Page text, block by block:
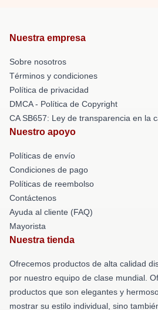
Nuestra empresa
Sobre nosotros
Términos y condiciones
Política de privacidad
DMCA - Política de Copyright
CA SB657: Ley de transparencia en la
Nuestro apoyo
Políticas de envío
Condiciones de pago
Políticas de reembolso
Contáctenos
Ayuda al cliente (FAQ)
Mayorista
Nuestra tienda
Ofrecemos productos de alta calidad
por nuestro equipo de clase mundial.
productos que son elegantes y
mostrar su estilo individual, sino